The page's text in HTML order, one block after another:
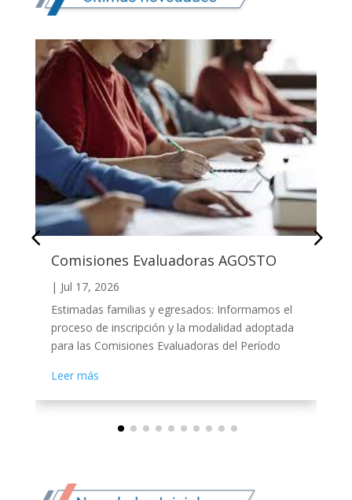
Comisiones Evaluadoras AGOSTO
| Jul 17, 2026
Estimadas familias y egresados: Informamos el
proceso de inscripción y la modalidad adoptada
para las Comisiones Evaluadoras del Período
Leer más